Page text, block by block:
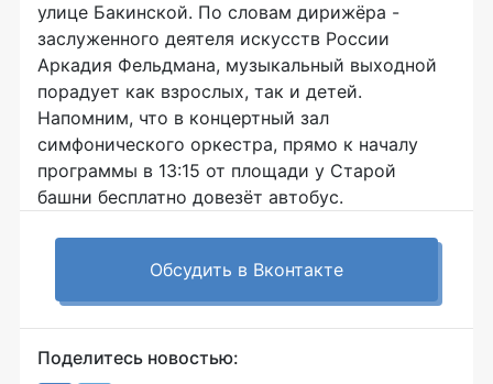
улице Бакинской. По словам дирижёра -
заслуженного деятеля искусств России
Аркадия Фельдмана, музыкальный выходной
порадует как взрослых, так и детей.
Напомним, что в концертный зал
симфонического оркестра, прямо к началу
программы в 13:15 от площади у Старой
башни бесплатно довезёт автобус.
Обсудить в Вконтакте
Поделитесь новостью: